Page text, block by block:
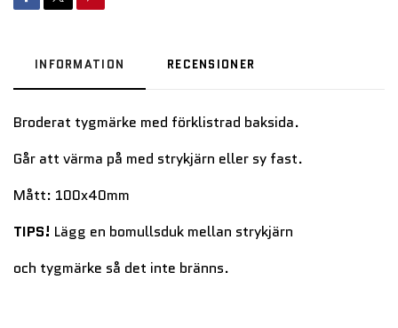
INFORMATION RECENSIONER
Broderat tygmärke med förklistrad baksida.
Går att värma på med strykjärn eller sy fast.
Mått: 100x40mm
TIPS! Lägg en bomullsduk mellan strykjärn
och tygmärke så det inte bränns.